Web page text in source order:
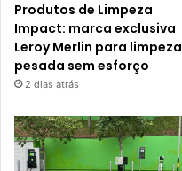
Produtos de Limpeza
Impact: marca exclusiva
Leroy Merlin para limpeza
pesada sem esforço
2 dias atrás